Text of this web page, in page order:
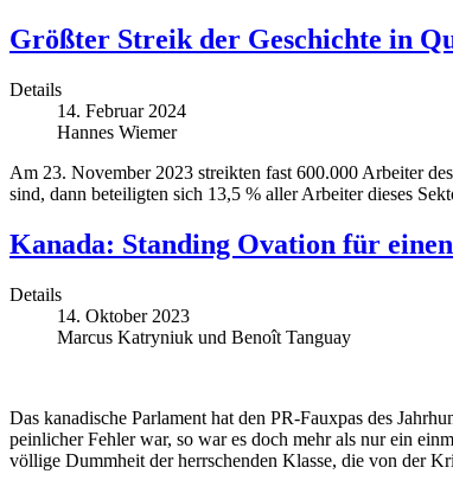
Größter Streik der Geschichte in
Details
14. Februar 2024
Hannes Wiemer
Am 23. November 2023 streikten fast 600.000 Arbeiter
sind, dann beteiligten sich 13,5 % aller Arbeiter dieses
Kanada: Standing Ovation für
Details
14. Oktober 2023
Marcus Katryniuk und Benoît Tanguay
Das kanadische Parlament hat den PR-Fauxpas des
peinlicher Fehler war, so war es doch mehr als nur ein
völlige Dummheit der herrschenden Klasse, die von der